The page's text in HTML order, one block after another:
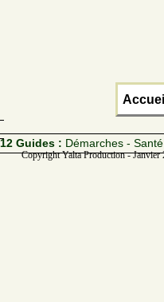
Accueil
12 Guides : Démarches -
Copyright Yalta Production -